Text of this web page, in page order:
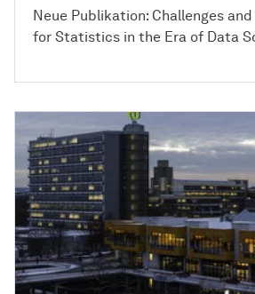
Neue Publikation: Challenges
for Statistics in the Era of Data